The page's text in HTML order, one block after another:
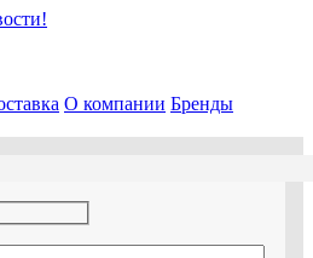
О компании Бренды